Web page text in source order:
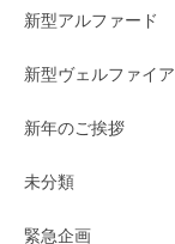
新型アルファード
新型ヴェルファイア
新年のご挨拶
未分類
緊急企画